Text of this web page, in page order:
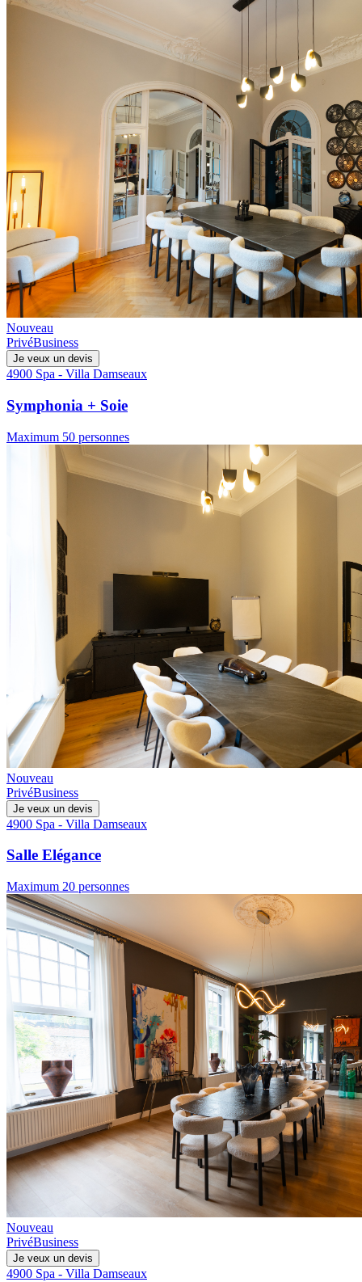
Nouveau
PrivéBusiness
Je veux un devis
4900 Spa - Villa Damseaux
Symphonia + Soie
Maximum 50 personnes
Nouveau
PrivéBusiness
Je veux un devis
4900 Spa - Villa Damseaux
Salle Elégance
Maximum 20 personnes
Nouveau
PrivéBusiness
Je veux un devis
4900 Spa - Villa Damseaux